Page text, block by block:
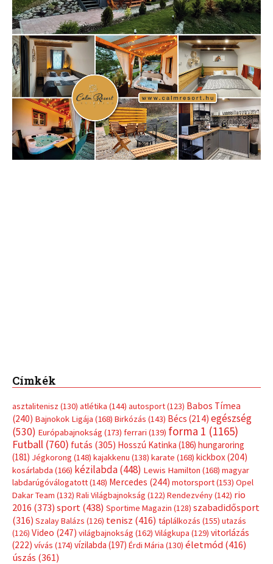
Címkék
asztalitenisz (130) atlétika (144) autosport(123) Babos Tímea
(240) Bajnokok Ligája (168) Birkózás (143) Bécs (214) egészség
(530) Európabajnokság (173) ferrari (139) forma 1 (1165)
Futball (760) futás (305) Hosszú Katinka (186) hungaroring
(181) Jégkorong (148) kajakkenu (138) karate (168) kickbox(204)
kosárlabda (166) kézilabda(448) Lewis Hamilton (168) magyar
labdarúgóválogatott(148) Mercedes (244) motorsport(153) Opel
Dakar Team (132) Rali Világbajnokság (122) Rendezvény(142) rio
2016 (373) sport(438) Sportime Magazin (128) szabadidősport
(316) Szalay Balázs (126) tenisz (416) táplálkozás (155) utazás
(126) Video (247) világbajnokság (162) Világkupa (129) vitorlázás
(222) vívás (174) vízilabda (197) Érdi Mária (130) életmód(416)
úszás (361)